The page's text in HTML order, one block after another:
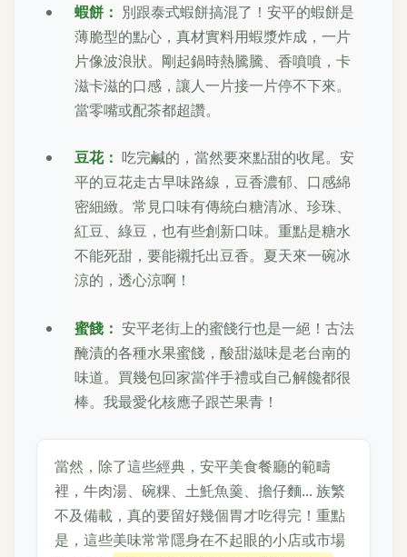
蝦餅： 別跟泰式蝦餅搞混了！安平的蝦餅是
薄脆型的點心，真材實料用蝦漿炸成，一片
片像波浪狀。剛起鍋時熱騰騰、香噴噴，卡
滋卡滋的口感，讓人一片接一片停不下來。
當零嘴或配茶都超讚。
豆花： 吃完鹹的，當然要來點甜的收尾。安
平的豆花走古早味路線，豆香濃郁、口感綿
密細緻。常見口味有傳統白糖清冰、珍珠、
紅豆、綠豆，也有些創新口味。重點是糖水
不能死甜，要能襯托出豆香。夏天來一碗冰
涼的，透心涼啊！
蜜餞： 安平老街上的蜜餞行也是一絕！古法
醃漬的各種水果蜜餞，酸甜滋味是老台南的
味道。買幾包回家當伴手禮或自己解饞都很
棒。我最愛化核應子跟芒果青！
當然，除了這些經典，安平美食餐廳的範疇
裡，牛肉湯、碗粿、土魠魚羹、擔仔麵... 族繁
不及備載，真的要留好幾個胃才吃得完！重點
是，這些美味常常隱身在不起眼的小店或市場